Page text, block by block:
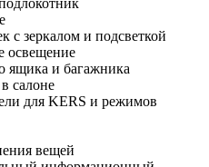
с зеркалом и подсветкой
освещение
ящика и багажника
салоне
для KERS и режимов
вещей